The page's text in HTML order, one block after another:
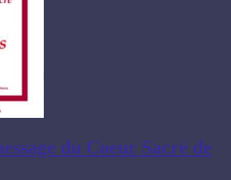
du Coeur Sacré de